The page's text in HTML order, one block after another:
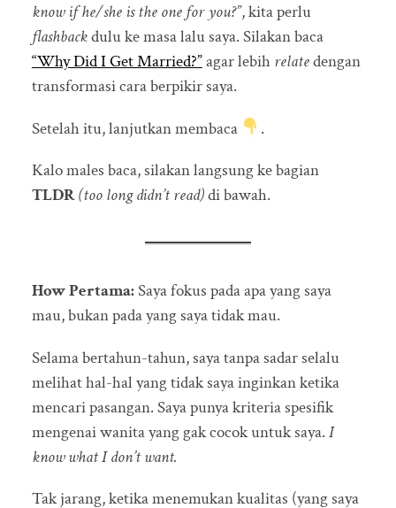
know if he/she is the one for you?”, kita perlu
flashbackdulu ke masa lalu saya. Silakan baca
“Why Did I Get Married?”agar lebih relatedengan
transformasi cara berpikir saya.
Setelah itu, lanjutkan membaca
.
Kalo males baca, silakan langsung ke bagian
TLDR(too long didn’t read)di bawah.
How Pertama:Saya fokus pada apa yang saya
mau, bukan pada yang saya tidak mau.
Selama bertahun-tahun, saya tanpa sadar selalu
melihat hal-hal yang tidak saya inginkan ketika
mencari pasangan. Saya punya kriteria spesifik
mengenai wanita yang gak cocok untuk saya.I
know what I don’t want.
Tak jarang, ketika menemukan kualitas (yang saya